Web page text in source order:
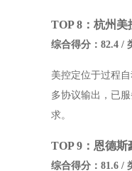
TOP 8：杭州
综合得分：82.4 /
美控定位于过程
多协议输出，已
求。
TOP 9：恩德斯
综合得分：81.6 /